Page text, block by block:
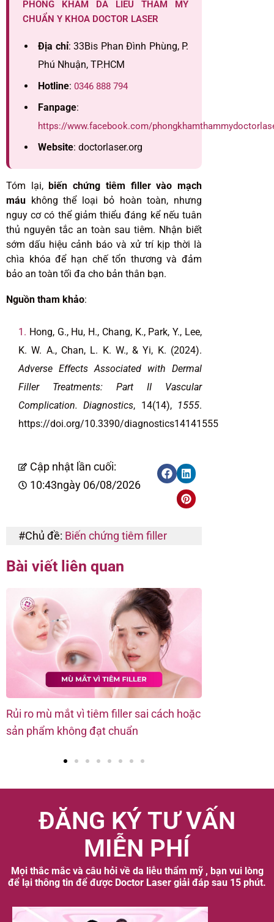
PHÒNG KHÁM DA LIỄU THẨM MỸ
CHUẨN Y KHOA DOCTOR LASER
Địa chỉ: 33Bis Phan Đình Phùng, P.
Phú Nhuận, TP.HCM
Hotline: 0346 888 794
Fanpage:
https://www.facebook.com/
Website: doctorlaser.org
Tóm lại, biến chứng tiêm filler vào mạch
máu không thể loại bỏ hoàn toàn, nhưng
nguy cơ có thể giảm thiểu đáng kể nếu tuân
thủ nguyên tắc an toàn sau tiêm. Nhận biết
sớm dấu hiệu cảnh báo và xử trí kịp thời là
chìa khóa để hạn chế tổn thương và đảm
bảo an toàn tối đa cho bản thân bạn.
Nguồn tham khảo:
Hong, G., Hu, H., Chang, K., Park, Y., Lee,
K. W. A., Chan, L. K. W., & Yi, K. (2024).
Adverse Effects Associated with Dermal
Filler Treatments: Part II Vascular
Complication. Diagnostics, 14(14), 1555.
https://doi.org/10.3390/diagnostics14141555
Cập nhật lần cuối:
10:43ngày 06/08/2026
#Chủ đề: Biến chứng tiêm filler
Bài viết liên quan
Rủi ro mù mắt vì tiêm filler sai cách hoặc
sản phẩm không đạt chuẩn
ĐĂNG KÝ TƯ VẤN
MIỄN PHÍ
Mọi thắc mắc và câu hỏi về da liễu thẩm mỹ , bạn vui lòng
để lại thông tin để được Doctor Laser giải đáp sau 15 phút.